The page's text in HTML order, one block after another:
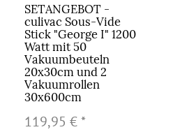
SETANGEBOT -
culivac Sous-Vide
Stick "George I" 1200
Watt mit 50
Vakuumbeuteln
20x30cm und 2
Vakuumrollen
30x600cm
119,95 €*